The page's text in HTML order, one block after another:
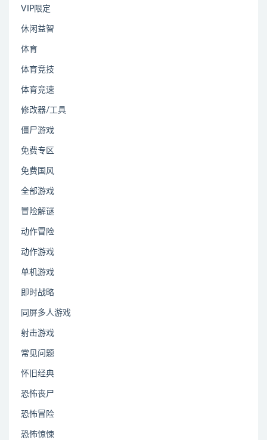
VIP限定
休闲益智
体育
体育竞技
体育竞速
修改器/工具
僵尸游戏
免费专区
免费国风
全部游戏
冒险解谜
动作冒险
动作游戏
单机游戏
即时战略
同屏多人游戏
射击游戏
常见问题
怀旧经典
恐怖丧尸
恐怖冒险
恐怖惊悚